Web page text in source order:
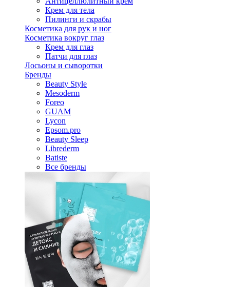
Крем для тела
Пилинги и скрабы
Косметика для рук и ног
Косметика вокруг глаз
Крем для глаз
Патчи для глаз
Лосьоны и сыворотки
Бренды
Beauty Style
Mesoderm
Foreo
GUAM
Lycon
Epsom.pro
Beauty Sleep
Librederm
Batiste
Все бренды